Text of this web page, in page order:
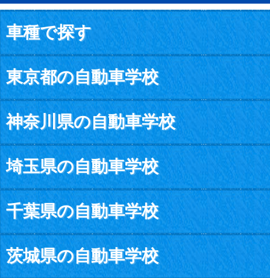
車種で探す
東京都の自動車学校
神奈川県の自動車学校
埼玉県の自動車学校
千葉県の自動車学校
茨城県の自動車学校